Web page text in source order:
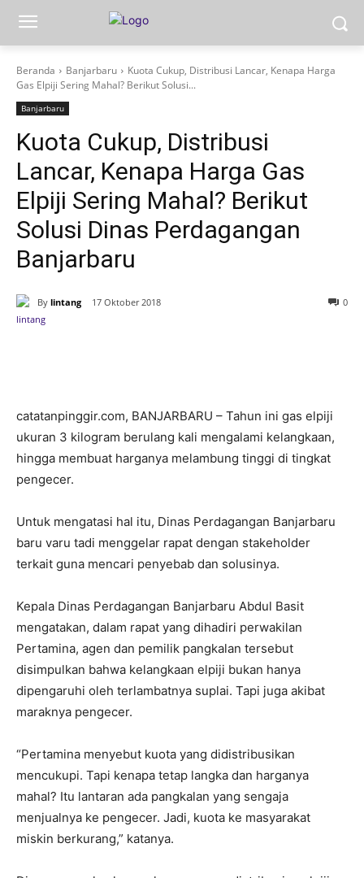
Beranda Banjarbaru
Kuota Cukup, Distribusi Lancar, Kenapa Harga
Gas Elpiji Sering Mahal? Berikut Solusi...
Banjarbaru
Kuota Cukup, Distribusi
Lancar, Kenapa Harga Gas
Elpiji Sering Mahal? Berikut
Solusi Dinas Perdagangan
Banjarbaru
By lintang 17 Oktober 2018 0
catatanpinggir.com, BANJARBARU – Tahun ini gas elpiji
ukuran 3 kilogram berulang kali mengalami kelangkaan,
hingga membuat harganya melambung tinggi di tingkat
pengecer.
Untuk mengatasi hal itu, Dinas Perdagangan Banjarbaru
baru varu tadi menggelar rapat dengan stakeholder
terkait guna mencari penyebab dan solusinya.
Kepala Dinas Perdagangan Banjarbaru Abdul Basit
mengatakan, dalam rapat yang dihadiri perwakilan
Pertamina, agen dan pemilik pangkalan tersebut
disimpulkan bahwa kelangkaan elpiji bukan hanya
dipengaruhi oleh terlambatnya suplai. Tapi juga akibat
maraknya pengecer.
“Pertamina menyebut kuota yang didistribusikan
mencukupi. Tapi kenapa tetap langka dan harganya
mahal? Itu lantaran ada pangkalan yang sengaja
menjualnya ke pengecer. Jadi, kuota ke masyarakat
miskin berkurang,” katanya.